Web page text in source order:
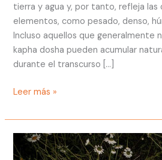
tierra y agua y, por tanto, refleja las
elementos, como pesado, denso,
Incluso aquellos que generalmente
kapha dosha pueden acumular
durante el transcurso […]
Leer más »
Enamórate
en